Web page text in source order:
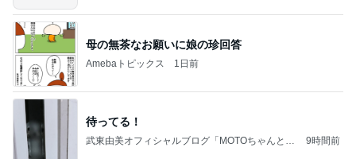
母の無茶なお願いに娘の珍回答
Amebaトピックス 1日前
待ってる！
武東由美オフィシャルブログ「MOTOちゃんとの
9時間前